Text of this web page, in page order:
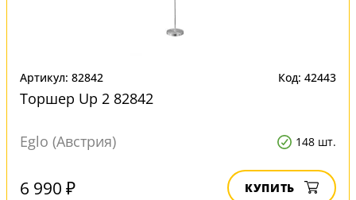
Артикул: 82842 Код: 42443
Торшер Up 2 82842
Eglo (Австрия) 148 шт.
6 990 ₽ КУПИТЬ